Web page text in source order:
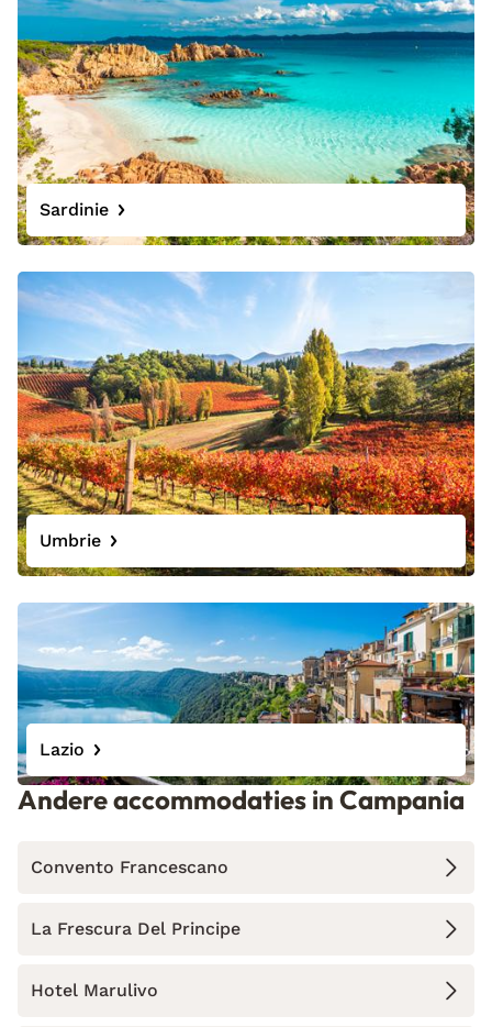
Sardinie
Umbrie
Lazio
Andere accommodaties in Campania
Convento Francescano
La Frescura Del Principe
Hotel Marulivo